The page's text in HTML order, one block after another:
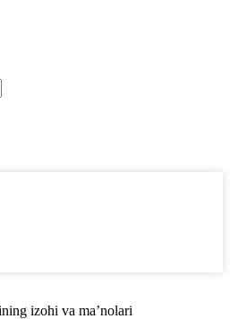
izohi va ma’nolari